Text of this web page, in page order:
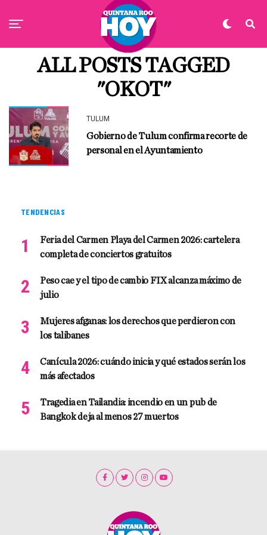
ALL POSTS TAGGED
"OKOT"
TULUM
Gobierno de Tulum confirma recorte de
personal en el Ayuntamiento
TENDENCIAS
Feria del Carmen Playa del Carmen 2026: cartelera
completa de conciertos gratuitos
Peso cae y el tipo de cambio FIX alcanza máximo de
julio
Mujeres afganas: los derechos que perdieron con
los talibanes
Canícula 2026: cuándo inicia y qué estados serán los
más afectados
Tragedia en Tailandia: incendio en un pub de
Bangkok deja al menos 27 muertos